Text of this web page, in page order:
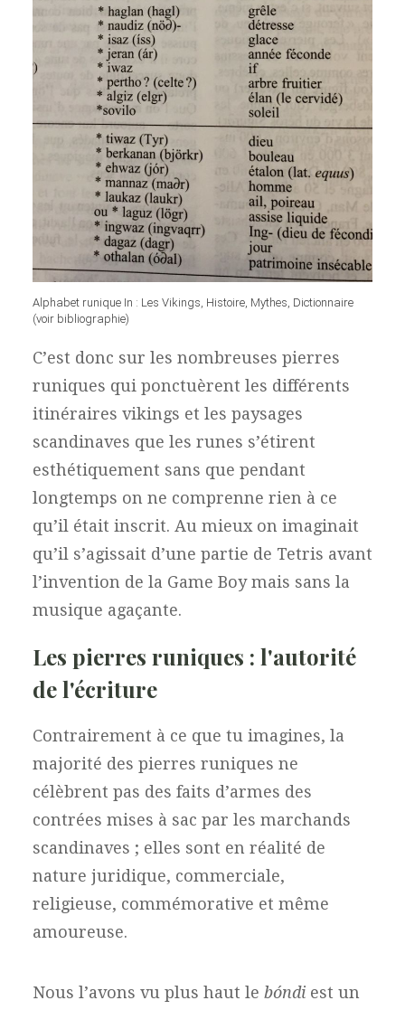
Alphabet runique In : Les Vikings, Histoire, Mythes, Dictionnaire
(voir bibliographie)
C’est donc sur les nombreuses pierres
runiques qui ponctuèrent les différents
itinéraires vikings et les paysages
scandinaves que les runes s’étirent
esthétiquement sans que pendant
longtemps on ne comprenne rien à ce
qu’il était inscrit. Au mieux on imaginait
qu’il s’agissait d’une partie de Tetris avant
l’invention de la Game Boy mais sans la
musique agaçante.
Les pierres runiques : l'autorité
de l'écriture
Contrairement à ce que tu imagines, la
majorité des pierres runiques ne
célèbrent pas des faits d’armes des
contrées mises à sac par les marchands
scandinaves ; elles sont en réalité de
nature juridique, commerciale,
religieuse, commémorative et même
amoureuse.
Nous l’avons vu plus haut le bóndi est un